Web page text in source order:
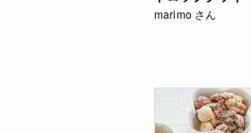
marimo さん